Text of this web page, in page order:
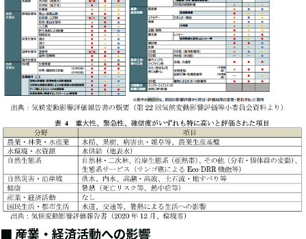
■ 産業・経済活動への影響